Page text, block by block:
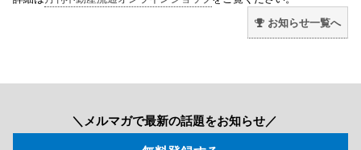
お知らせ一覧へ
＼メルマガで最新の話題をお知らせ／